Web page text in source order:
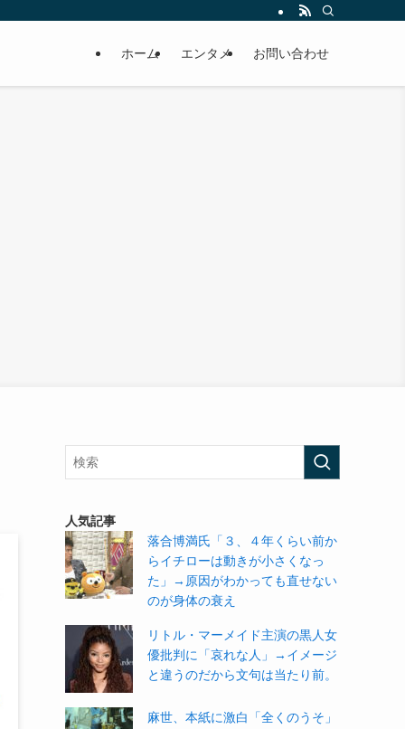
ホーム エンタメ お問い合わせ
人気記事
落合博満氏「３、４年くらい前か
らイチローは動きが小さくなっ
た」→原因がわかっても直せない
のが身体の衰え
リトル・マーメイド主演の黒人女
優批判に「哀れな人」→イメージ
と違うのだから文句は当たり前。
麻世、本紙に激白「全くのうそ」